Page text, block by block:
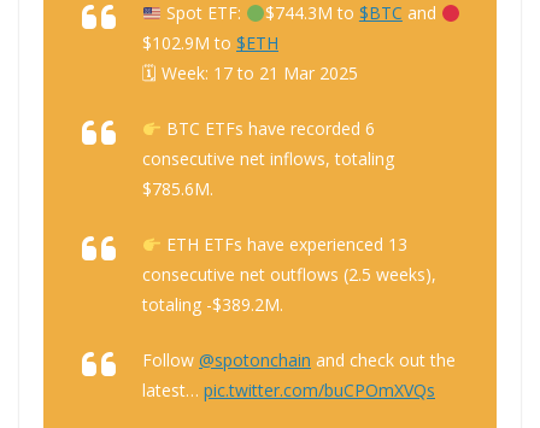
Spot ETF: $744.3M to $BTC and
$102.9M to $ETH
🗓 Week: 17 to 21 Mar 2025
BTC ETFs have recorded 6
consecutive net inflows, totaling
$785.6M.
ETH ETFs have experienced 13
consecutive net outflows (2.5 weeks),
totaling -$389.2M.
Follow @spotonchain and check out the
latest… pic.twitter.com/buCPOmXVQs